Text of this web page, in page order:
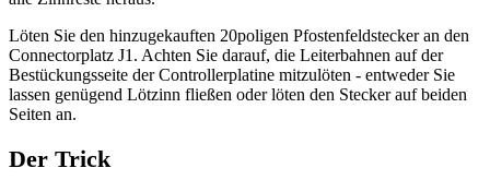
Löten Sie den hinzugekauften 20poligen Pfostenfeldstecker an den
Connectorplatz J1. Achten Sie darauf, die Leiterbahnen auf der
Bestückungsseite der Controllerplatine mitzulöten - entweder Sie
lassen genügend Lötzinn fließen oder löten den Stecker auf beiden
Seiten an.
Der Trick